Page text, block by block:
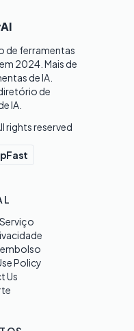
de ferramentas
2024. Mais de
de IA.
de
IA.
rights reserved
Policy
Us